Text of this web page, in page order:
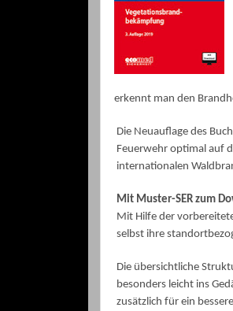
erkennt man den
Die Neuauflage des
Feuerwehr optimal auf
internationalen
Mit Muster-SER zum
Mit Hilfe der
selbst ihre
Die übersichtliche
besonders leicht ins
zusätzlich für ein